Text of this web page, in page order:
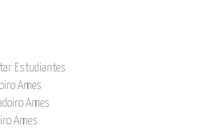
Estudiantes
Ames
Ames
Ames